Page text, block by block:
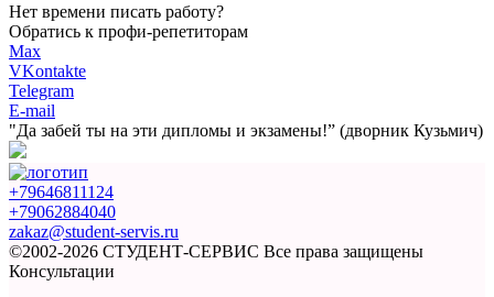
Нет времени писать работу?
Обратись к профи-репетиторам
Max
VKontakte
Telegram
E-mail
"Да забей ты на эти дипломы и экзамены!” (дворник Кузьмич)
+79646811124
+79062884040
zakaz@student-servis.ru
©2002-2026 СТУДЕНТ-СЕРВИС Все права защищены
Консультации